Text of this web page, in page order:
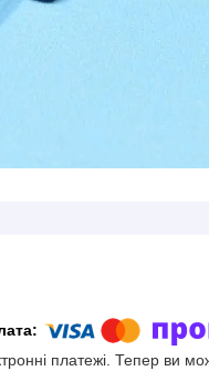
платежі. Тепер ви